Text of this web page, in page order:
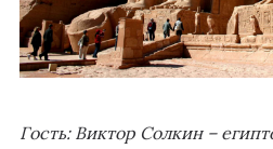
Гость: Виктор Солкин –